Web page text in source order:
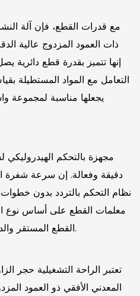
مع قدرات القطع، فإن آلة
ذات العمود المزدوج عالية
يجعلها مناسبة لمجموعة
مجهزة بالتحكم الهيدروليكي
دقيقة وفعالة. إن سرعة شفرة
نظام التحكم بالتردد بدون
معلمات القطع على أساس نوع
القطع المستقر والدقة العالية خلال عملية التصنيع.
تعتبر الراحة التشغيلية حجر
المعدني الأفقي ذو العمود